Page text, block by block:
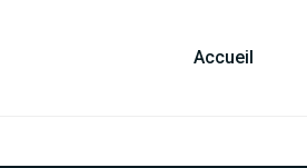
Accueil